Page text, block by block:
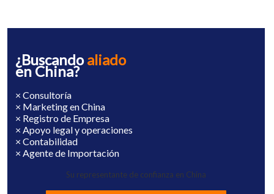
¿Buscandoaliado
en China?
× Consultoría
× Marketing en China
× Registro de Empresa
× Apoyo legal y operaciones
× Contabilidad
× Agente de Importación
Su representante de confianza en China